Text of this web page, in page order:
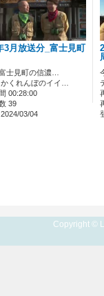
3月放送分_富士見町
士見町の信濃…
くれんぼのイイ…
00:28:00
39
03/04
Copyright ©